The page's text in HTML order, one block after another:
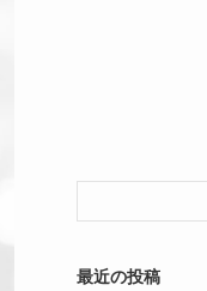
最近の投稿